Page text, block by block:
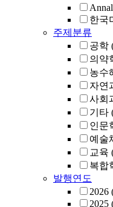
한국
주제분류
공학
의약
농수
자연
사회
기타
인문
예술
교육
복합
발행연도
2026
2025